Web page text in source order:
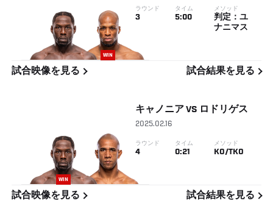
WIN
ラウンド
3
タイム
5:00
メソッド
判定：ユ
ナニマス
試合映像を見る 試合結果を見る
WIN
キャノニア VS ロドリゲス
2025.02.16
ラウンド
4
タイム
0:21
メソッド
KO/TKO
試合映像を見る 試合結果を見る